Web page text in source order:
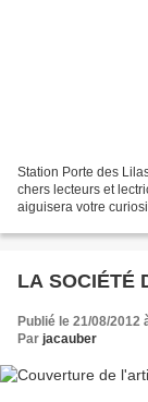
Station Porte des
chers lecteurs et
aiguisera votre
LA SOCIÉTÉ
Publié le 21/08/2012
Par jacauber